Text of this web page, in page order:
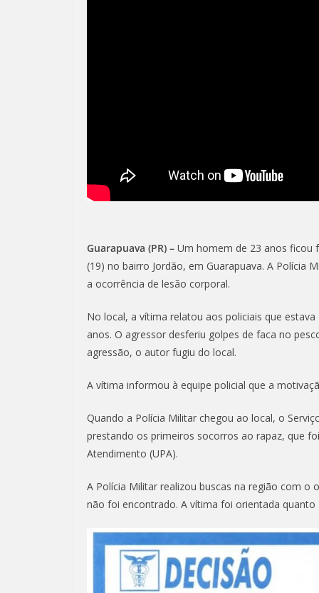
Guarapuava (PR) – Um homem de 23 anos ficou
(19) no bairro Jordão, em Guarapuava. A Polícia
a ocorrência de lesão corporal.
No local, a vítima relatou aos policiais que
anos. O agressor desferiu golpes de faca no
agressão, o autor fugiu do local.
A vítima informou à equipe policial que a
Quando a Polícia Militar chegou ao local, o
prestando os primeiros socorros ao rapaz, que
Atendimento (UPA).
A Polícia Militar realizou buscas na região com
não foi encontrado. A vítima foi orientada quanto